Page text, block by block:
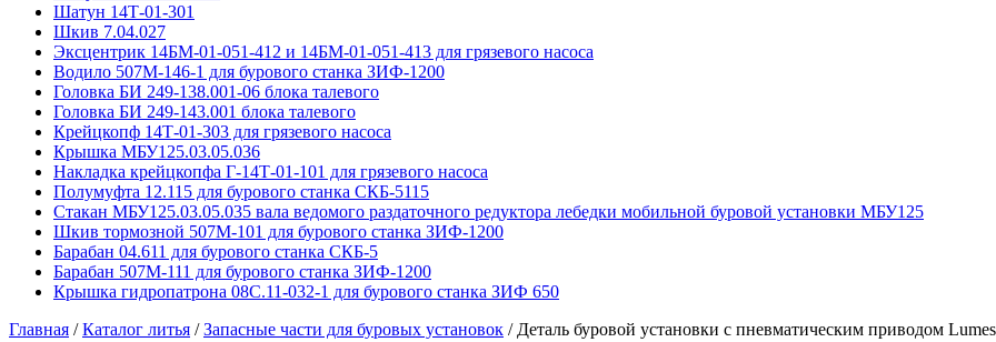
Шатун 14Т-01-301
Шкив 7.04.027
Эксцентрик 14БМ-01-051-412 и 14БМ-01-051-413 для грязевого насоса
Водило 507М-146-1 для бурового станка ЗИФ-1200
Головка БИ 249-138.001-06 блока талевого
Головка БИ 249-143.001 блока талевого
Крейцкопф 14Т-01-303 для грязевого насоса
Крышка МБУ125.03.05.036
Накладка крейцкопфа Г-14Т-01-101 для грязевого насоса
Полумуфта 12.115 для бурового станка СКБ-5115
Стакан МБУ125.03.05.035 вала ведомого раздаточного редуктора лебедки мобильной буровой установки МБУ125
Шкив тормозной 507М-101 для бурового станка ЗИФ-1200
Барабан 04.611 для бурового станка СКБ-5
Барабан 507М-111 для бурового станка ЗИФ-1200
Крышка гидропатрона 08С.11-032-1 для бурового станка ЗИФ 650
Главная /Каталог литья /Запасные части для буровых установок / Деталь буровой установки с пневматическим приводом